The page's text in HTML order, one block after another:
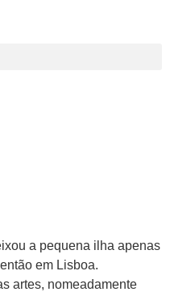
a pequena ilha apenas
em Lisboa.
artes, nomeadamente